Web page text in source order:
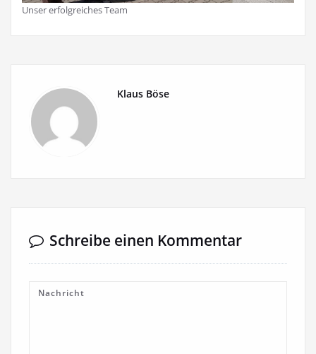
Unser erfolgreiches Team
Klaus Böse
Schreibe einen Kommentar